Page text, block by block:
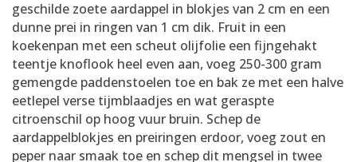
geschilde zoete aardappel in blokjes van 2 cm en een
dunne prei in ringen van 1 cm dik. Fruit in een
koekenpan met een scheut olijfolie een fijngehakt
teentje knoflook heel even aan, voeg 250-300 gram
gemengde paddenstoelen toe en bak ze met een halve
eetlepel verse tijmblaadjes en wat geraspte
citroenschil op hoog vuur bruin. Schep de
aardappelblokjes en preiringen erdoor, voeg zout en
peper naar smaak toe en schep dit mengsel in twee